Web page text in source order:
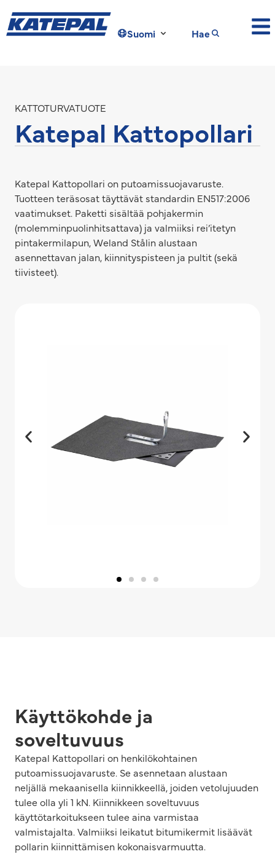
Suomi Hae
KATTOTURVATUOTE
Katepal Kattopollari
Katepal Kattopollari on putoamissuojavaruste.
Tuotteen teräsosat täyttävät standardin EN517:2006
vaatimukset. Paketti sisältää pohjakermin
(molemminpuolinhitsattava) ja valmiiksi rei’itetyn
pintakermilapun, Weland Stålin alustaan
asennettavan jalan, kiinnityspisteen ja pultit (sekä
tiivisteet).
Käyttökohde ja
soveltuvuus
Katepal Kattopollari on henkilökohtainen
putoamissuojavaruste. Se asennetaan alustaan
neljällä mekaanisella kiinnikkeellä, joiden vetolujuuden
tulee olla yli 1 kN. Kiinnikkeen soveltuvuus
käyttötarkoitukseen tulee aina varmistaa
valmistajalta. Valmiiksi leikatut bitumikermit lisäävät
pollarin kiinnittämisen kokonaisvarmuutta.